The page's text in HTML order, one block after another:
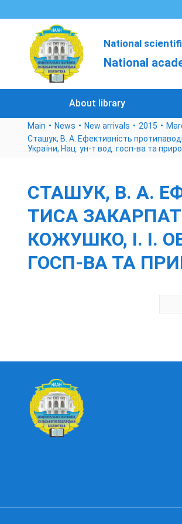
National
National
About library
Main News New arrivals 2015
Сташук, В. А. Ефективність
України, Нац. ун-т вод. госп-ва та
СТАШУК, В. А.
ТИСА
КОЖУШКО, І. І.
ГОСП-ВА ТА